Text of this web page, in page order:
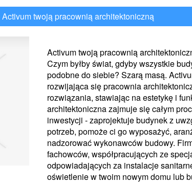
Activum twoją pracownią architektoniczną
Activum twoją pracownią
Czym byłby świat, gdyby wszystkie
podobne do siebie? Szarą masą.
rozwijająca się pracownia
rozwiązania, stawiając na estetykę i
architektoniczna zajmuje się całym
inwestycji - zaprojektuje budynek z
potrzeb, pomoże ci go wyposażyć,
nadzorować wykonawców budowy.
fachowców, współpracujących ze
odpowiadających za instalacje
oświetlenie w twoim nowym domu lub